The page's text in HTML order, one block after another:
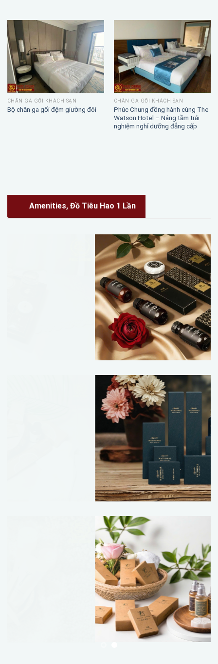
CHĂN GA GỐI KHÁCH SẠN
Bộ chăn ga gối đệm giường đôi
CHĂN GA GỐI KHÁCH SẠN
Phúc Chung đồng hành cùng The
Watson Hotel – Nâng tầm trải
nghiệm nghỉ dưỡng đẳng cấp
Amenities, Đồ Tiêu Hao 1 Lần